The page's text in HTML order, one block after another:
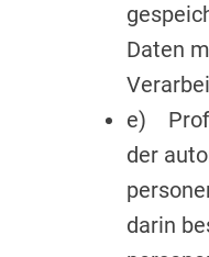
Daten
e)
der
darin